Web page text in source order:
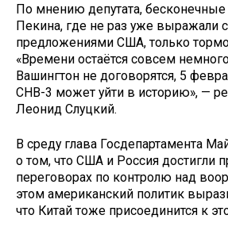
По мнению депутата,
Пекина, где не раз уже выражали
предложениями США, только
«Времени остаётся совсем
Вашингтон не договорятся, 5
СНВ-3 может уйти в историю», —
Леонид Слуцкий.
В среду глава Госдепартамента
о том, что США и Россия достигли
переговорах по контролю над
этом американский политик
что Китай тоже присоединится к